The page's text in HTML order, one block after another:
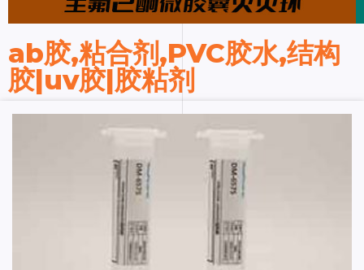
ab胶,粘合剂,PVC胶水,结构
胶|uv胶|胶粘剂